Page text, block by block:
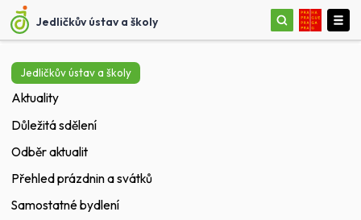
Jedličkův ústav a školy
Jedličkův ústav a školy
Aktuality
Důležitá sdělení
Odběr aktualit
Přehled prázdnin a svátků
Samostatné bydlení